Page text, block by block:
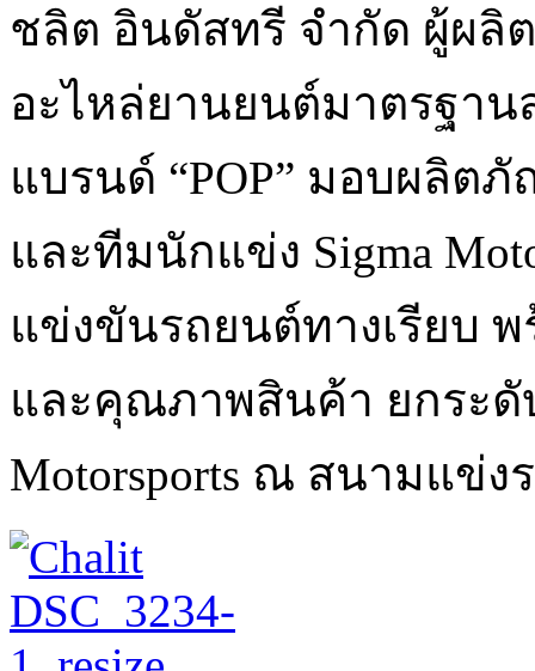
ชลิต อินดัสทรี จำกัด ผู้ผลิ
อะไหล่ยานยนต์มาตรฐา
แบรนด์ “POP” มอบผลิต
และทีมนักแข่ง Sigma
แข่งขันรถยนต์ทางเรียบ
และคุณภาพสินค้า ยกระ
Motorsports ณ สนามแข่ง